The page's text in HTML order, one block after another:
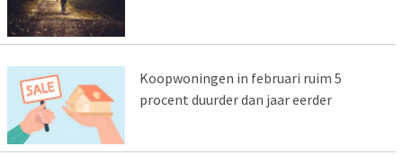
Koopwoningen in februari ruim 5
procent duurder dan jaar eerder